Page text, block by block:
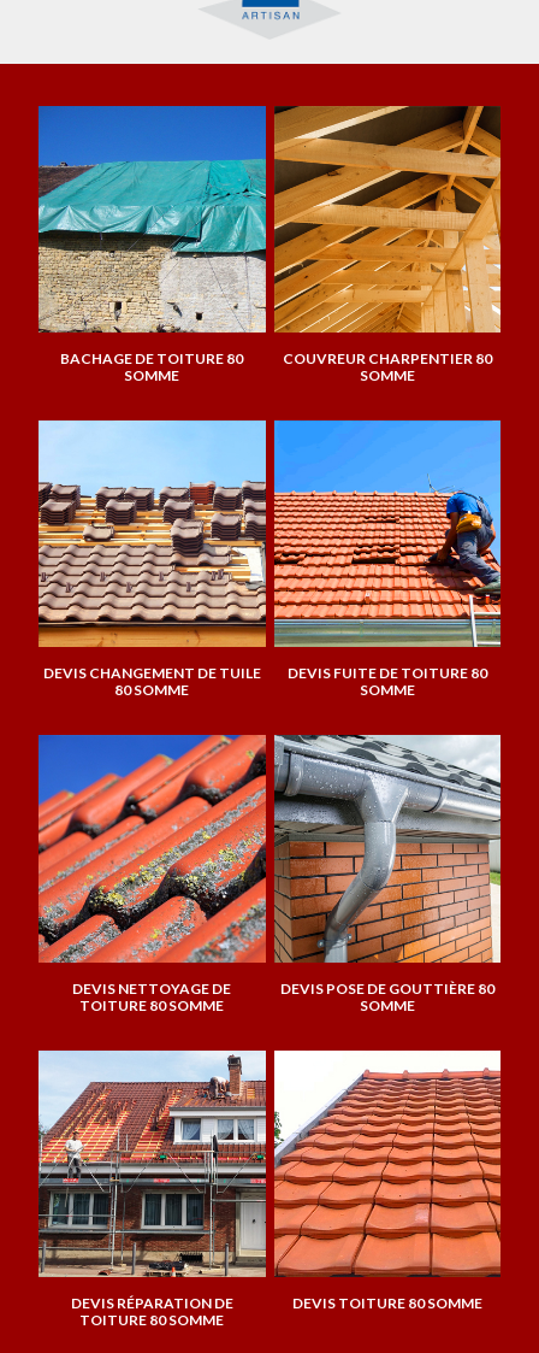
BACHAGE DE TOITURE 80
SOMME
COUVREUR CHARPENTIER 80
SOMME
DEVIS CHANGEMENT DE TUILE
80 SOMME
DEVIS FUITE DE TOITURE 80
SOMME
DEVIS NETTOYAGE DE
TOITURE 80 SOMME
DEVIS POSE DE GOUTTIÈRE 80
SOMME
DEVIS RÉPARATION DE
TOITURE 80 SOMME
DEVIS TOITURE 80 SOMME